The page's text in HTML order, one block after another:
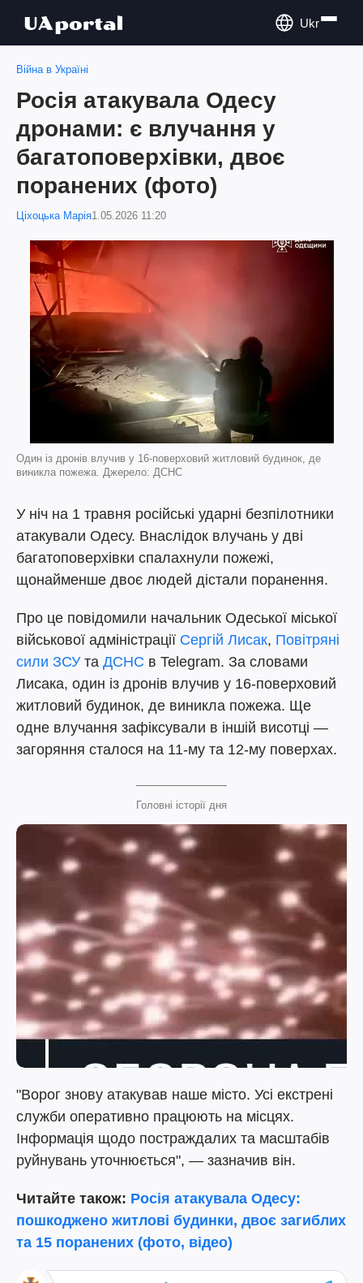
Ukr
Війна в Україні
Росія атакувала Одесу
дронами: є влучання у
багатоповерхівки, двоє
поранених (фото)
Ціхоцька Марія1.05.2026 11:20
Один із дронів влучив у 16-поверховий житловий будинок, де
виникла пожежа. Джерело: ДСНС
У ніч на 1 травня російські ударні безпілотники
атакували Одесу. Внаслідок влучань у дві
багатоповерхівки спалахнули пожежі,
щонайменше двоє людей дістали поранення.
Про це повідомили начальник Одеської міської
військової адміністрації Сергій Лисак, Повітряні
сили ЗСУта ДСНС в Telegram. За словами
Лисака, один із дронів влучив у 16-поверховий
житловий будинок, де виникла пожежа. Ще
одне влучання зафіксували в іншій висотці —
загоряння сталося на 11-му та 12-му поверхах.
Головні історії дня
"Ворог знову атакував наше місто. Усі екстрені
служби оперативно працюють на місцях.
Інформація щодо постраждалих та масштабів
руйнувань уточнюється", — зазначив він.
Читайте також: Росія атакувала Одесу:
пошкоджено житлові будинки, двоє загиблих
та 15 поранених (фото, відео)